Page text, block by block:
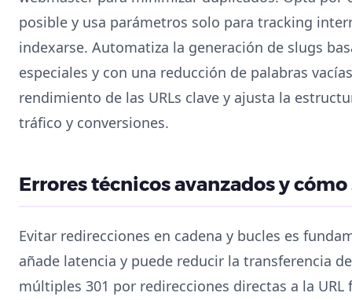
posible y usa parámetros solo para tracking
indexarse. Automatiza la generación de slugs
especiales y con una reducción de palabras
rendimiento de las URLs clave y ajusta la
tráfico y conversiones.
Errores técnicos avanzados y
Evitar redirecciones en cadena y bucles es
añade latencia y puede reducir la transferencia
múltiples 301 por redirecciones directas a la